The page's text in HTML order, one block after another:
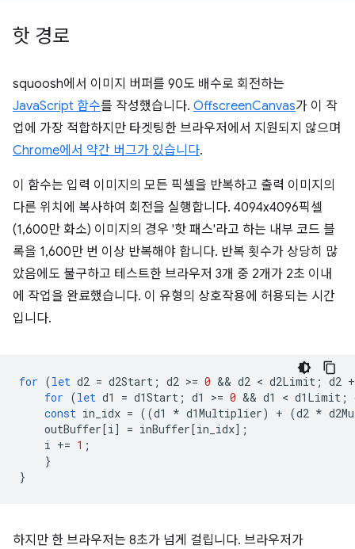
핫 경로
squoosh에서 이미지 버퍼를 90도 배수로 회전하는
JavaScript 함수를 작성했습니다. OffscreenCanvas가 이 작
업에 가장 적합하지만 타겟팅한 브라우저에서 지원되지 않으며
Chrome에서 약간 버그가 있습니다.
이 함수는 입력 이미지의 모든 픽셀을 반복하고 출력 이미지의
다른 위치에 복사하여 회전을 실행합니다. 4094x4096픽셀
(1,600만 화소) 이미지의 경우 '핫 패스'라고 하는 내부 코드 블
록을 1,600만 번 이상 반복해야 합니다. 반복 횟수가 상당히 많
았음에도 불구하고 테스트한 브라우저 3개 중 2개가 2초 이내
에 작업을 완료했습니다. 이 유형의 상호작용에 허용되는 시간
입니다.
for (let d2 = d2Start ; d2 >= 0 && d2 < d2Limit ; d2
for (let d1 = d1Start ; d1 >= 0 && d1 < d1Limit ;
const in_idx = ((d1 * d1Multiplier) + (d2 *
outBuffer[i] = inBuffer[in_idx];
i += 1 ;
}
}
하지만 한 브라우저는 8초가 넘게 걸립니다. 브라우저가